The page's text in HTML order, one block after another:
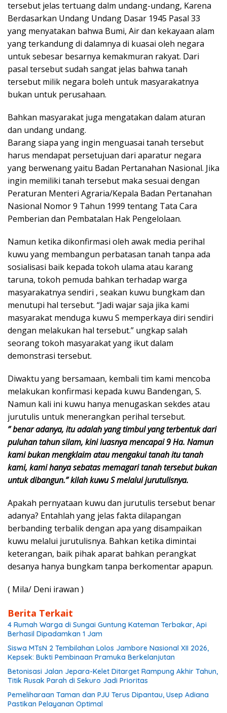
tersebut jelas tertuang dalm undang-undang, Karena
Berdasarkan Undang Undang Dasar 1945 Pasal 33
yang menyatakan bahwa Bumi, Air dan kekayaan alam
yang terkandung di dalamnya di kuasai oleh negara
untuk sebesar besarnya kemakmuran rakyat. Dari
pasal tersebut sudah sangat jelas bahwa tanah
tersebut milik negara boleh untuk masyarakatnya
bukan untuk perusahaan.
Bahkan masyarakat juga mengatakan dalam aturan
dan undang undang.
Barang siapa yang ingin menguasai tanah tersebut
harus mendapat persetujuan dari aparatur negara
yang berwenang yaitu Badan Pertanahan Nasional. Jika
ingin memiliki tanah tersebut maka sesuai dengan
Peraturan Menteri Agraria/Kepala Badan Pertanahan
Nasional Nomor 9 Tahun 1999 tentang Tata Cara
Pemberian dan Pembatalan Hak Pengelolaan.
Namun ketika dikonfirmasi oleh awak media perihal
kuwu yang membangun perbatasan tanah tanpa ada
sosialisasi baik kepada tokoh ulama atau karang
taruna, tokoh pemuda bahkan terhadap warga
masyarakatnya sendiri , seakan kuwu bungkam dan
menutupi hal tersebut. “Jadi wajar saja jika kami
masyarakat menduga kuwu S memperkaya diri sendiri
dengan melakukan hal tersebut.” ungkap salah
seorang tokoh masyarakat yang ikut dalam
demonstrasi tersebut.
Diwaktu yang bersamaan, kembali tim kami mencoba
melakukan konfirmasi kepada kuwu Bandengan, S.
Namun kali ini kuwu hanya menugaskan sekdes atau
jurutulis untuk menerangkan perihal tersebut.
” benar adanya, itu adalah yang timbul yang terbentuk dari
puluhan tahun silam, kini luasnya mencapai 9 Ha. Namun
kami bukan mengklaim atau mengakui tanah itu tanah
kami, kami hanya sebatas memagari tanah tersebut bukan
untuk dibangun.” kilah kuwu S melalui jurutulisnya.
Apakah pernyataan kuwu dan jurutulis tersebut benar
adanya? Entahlah yang jelas fakta dilapangan
berbanding terbalik dengan apa yang disampaikan
kuwu melalui jurutulisnya. Bahkan ketika dimintai
keterangan, baik pihak aparat bahkan perangkat
desanya hanya bungkam tanpa berkomentar apapun.
( Mila/ Deni irawan )
Berita Terkait
4 Rumah Warga di Sungai Guntung Kateman Terbakar, Api
Berhasil Dipadamkan 1 Jam
Siswa MTsN 2 Tembilahan Lolos Jambore Nasional XII 2026,
Kepsek: Bukti Pembinaan Pramuka Berkelanjutan
Betonisasi Jalan Jepara-Kelet Ditarget Rampung Akhir Tahun,
Titik Rusak Parah di Sekuro Jadi Prioritas
Pemeliharaan Taman dan PJU Terus Dipantau, Usep Adiana
Pastikan Pelayanan Optimal